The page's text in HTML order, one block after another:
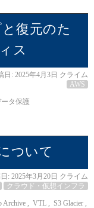
復元のた
ス
日: 2025年4月3日 クライム
AWS
ータ保護
ついて
: 2025年3月20日 クライム
クラウド・仮想インフラ
Archive VTL S3 Glacier